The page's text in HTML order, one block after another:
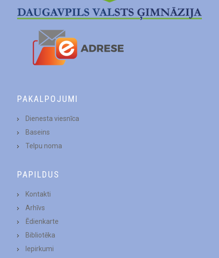
PAKALPOJUMI
Dienesta viesnīca
Baseins
Telpu noma
PAPILDUS
Kontakti
Arhīvs
Ēdienkarte
Bibliotēka
Iepirkumi